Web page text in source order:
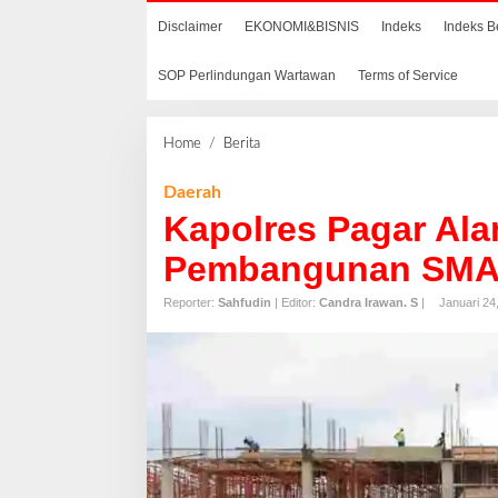
Disclaimer EKONOMI&BISNIS Indeks Indeks
SOP Perlindungan Wartawan Terms of Service
Home / Berita
e
s
l
a
Daerah
Kapolres Pagar
Pembangunan
Reporter: Sahfudin | Editor: Candra Irawan. S | Januari